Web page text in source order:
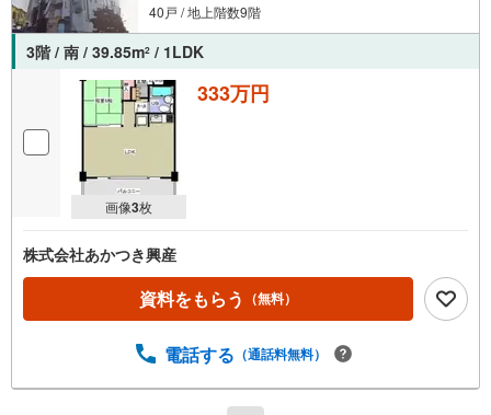
40戸 / 地上階数9階
3階 / 南 / 39.85m2 / 1LDK
画像3枚
333万円
株式会社あかつき興産
資料をもらう （無料）
電話する （通話料無料）